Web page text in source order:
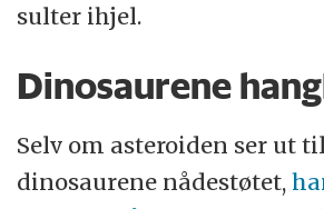
sulter ihjel.
Dinosaurene
Selv om asteroiden ser ut
dinosaurene nådestøtet,